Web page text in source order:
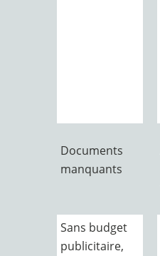
Documents
manquants
Sans budget
publicitaire,